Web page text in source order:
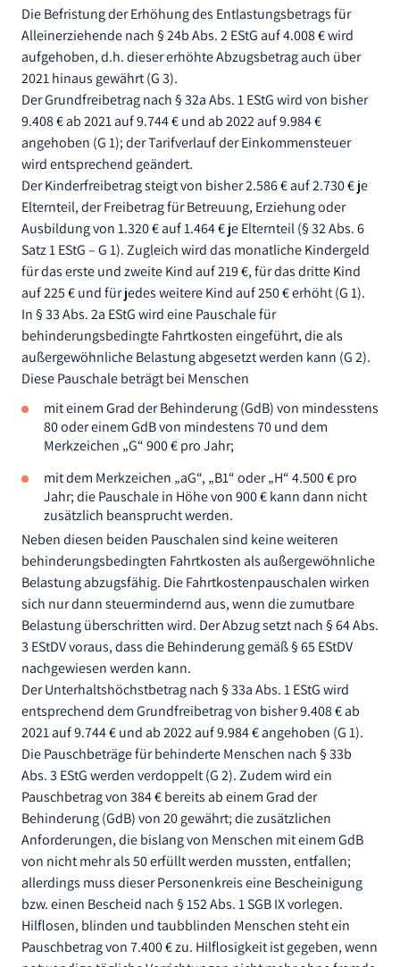
Die Befristung der Erhöhung des Entlastungsbetrags für
Alleinerziehende nach § 24b Abs. 2 EStG auf 4.008 € wird
aufgehoben, d.h. dieser erhöhte Abzugsbetrag auch über
2021 hinaus gewährt (G 3).
Der Grundfreibetrag nach § 32a Abs. 1 EStG wird von bisher
9.408 € ab 2021 auf 9.744 € und ab 2022 auf 9.984 €
angehoben (G 1); der Tarifverlauf der Einkommensteuer
wird entsprechend geändert.
Der Kinderfreibetrag steigt von bisher 2.586 € auf 2.730 € je
Elternteil, der Freibetrag für Betreuung, Erziehung oder
Ausbildung von 1.320 € auf 1.464 € je Elternteil (§ 32 Abs. 6
Satz 1 EStG – G 1). Zugleich wird das monatliche Kindergeld
für das erste und zweite Kind auf 219 €, für das dritte Kind
auf 225 € und für jedes weitere Kind auf 250 € erhöht (G 1).
In § 33 Abs. 2a EStG wird eine Pauschale für
behinderungsbedingte Fahrtkosten eingeführt, die als
außergewöhnliche Belastung abgesetzt werden kann (G 2).
Diese Pauschale beträgt bei Menschen
mit einem Grad der Behinderung (GdB) von mindesstens
80 oder einem GdB von mindestens 70 und dem
Merkzeichen „G“ 900 € pro Jahr;
mit dem Merkzeichen „aG“, „B1“ oder „H“ 4.500 € pro
Jahr; die Pauschale in Höhe von 900 € kann dann nicht
zusätzlich beansprucht werden.
Neben diesen beiden Pauschalen sind keine weiteren
behinderungsbedingten Fahrtkosten als außergewöhnliche
Belastung abzugsfähig. Die Fahrtkostenpauschalen wirken
sich nur dann steuermindernd aus, wenn die zumutbare
Belastung überschritten wird. Der Abzug setzt nach § 64 Abs.
3 EStDV voraus, dass die Behinderung gemäß § 65 EStDV
nachgewiesen werden kann.
Der Unterhaltshöchstbetrag nach § 33a Abs. 1 EStG wird
entsprechend dem Grundfreibetrag von bisher 9.408 € ab
2021 auf 9.744 € und ab 2022 auf 9.984 € angehoben (G 1).
Die Pauschbeträge für behinderte Menschen nach § 33b
Abs. 3 EStG werden verdoppelt (G 2). Zudem wird ein
Pauschbetrag von 384 € bereits ab einem Grad der
Behinderung (GdB) von 20 gewährt; die zusätzlichen
Anforderungen, die bislang von Menschen mit einem GdB
von nicht mehr als 50 erfüllt werden mussten, entfallen;
allerdings muss dieser Personenkreis eine Bescheinigung
bzw. einen Bescheid nach § 152 Abs. 1 SGB IX vorlegen.
Hilflosen, blinden und taubblinden Menschen steht ein
Pauschbetrag von 7.400 € zu. Hilflosigkeit ist gegeben, wenn